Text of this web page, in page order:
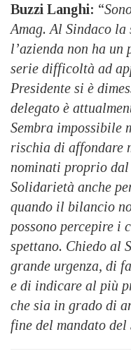
Buzzi Langhi: “
Amag. Al Sindaco
l’azienda non ha
serie difficoltà ad
Presidente si è
delegato è
Sembra impossibile
rischia di affondare
nominati proprio dal
Solidarietà anche
quando il bilancio
possono percepire i
spettano. Chiedo al
grande urgenza, di
e di indicare al più
che sia in grado di
fine del mandato del